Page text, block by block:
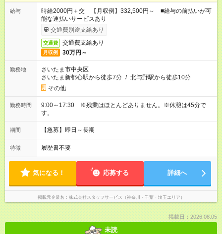
給与
時給2000円＋交 【月収例】332,500円～ ■給与の前払いが可
能な速払いサービスあり
交通費別途支給あり
交通費 交通費支給あり
月収例 30万円～
勤務地
さいたま市中央区
さいたま新都心駅から徒歩7分 / 北与野駅から徒歩10分
その他
勤務時間
9:00～17:30 ※残業はほとんどありません。※休憩は45分で
す。
期間 【急募】即日～長期
特徴 履歴書不要
気になる！ 応募する 詳細へ
掲載元企業名 株式会社スタッフサービス（神奈川・千葉・埼玉エリア）
掲載日：2026.08.05
未読